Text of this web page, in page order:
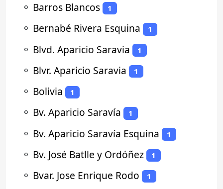
⚬ Barros Blancos 1
⚬ Bernabé Rivera Esquina 1
⚬ Blvd. Aparicio Saravia 1
⚬ Blvr. Aparicio Saravia 1
⚬ Bolivia 1
⚬ Bv. Aparicio Saravía 1
⚬ Bv. Aparicio Saravía Esquina 1
⚬ Bv. José Batlle y Ordóñez 1
⚬ Bvar. Jose Enrique Rodo 1